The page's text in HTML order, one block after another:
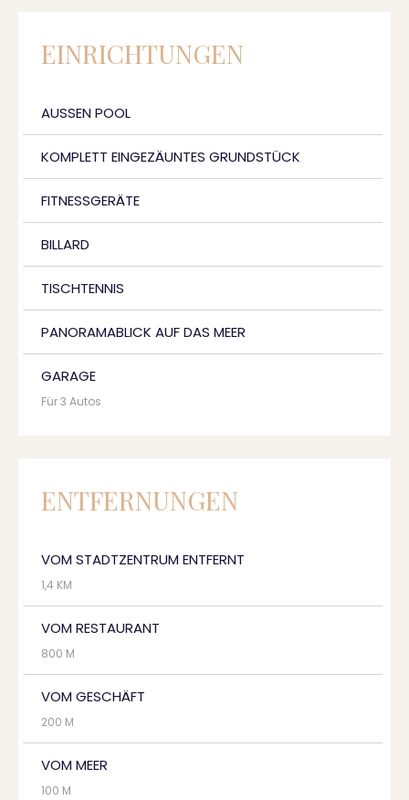
EINRICHTUNGEN
AUSSEN POOL
KOMPLETT EINGEZÄUNTES GRUNDSTÜCK
FITNESSGERÄTE
BILLARD
TISCHTENNIS
PANORAMABLICK AUF DAS MEER
GARAGE
Für 3 Autos
ENTFERNUNGEN
VOM STADTZENTRUM ENTFERNT
1,4 KM
VOM RESTAURANT
800 M
VOM GESCHÄFT
200 M
VOM MEER
100 M